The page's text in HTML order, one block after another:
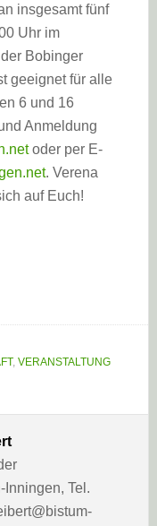
insgesamt fünf
Uhr im
Bobinger
geeignet für alle
6 und 16
Anmeldung
oder per E-
. Verena
auf Euch!
, VERANSTALTUNG
Tel.